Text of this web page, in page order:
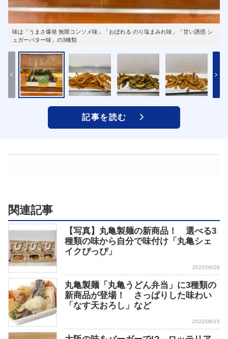
味は「うまさ爆発 無限コンソメ味」「おぼれる のり塩まみれ味」「甘い誘惑 シ
ュガーバター味」の3種類
記事を読む
関連記事
【写真】丸亀製麺の新商品！ 選べる3
種類の味から自分で味付け「丸亀シェ
イクぴっぴ」
2025/06/26
丸亀製麺「丸亀うどん弁当」に3種類の
新商品が登場！ さっぱりした味わい
「なす天おろし」など
2022/06/15